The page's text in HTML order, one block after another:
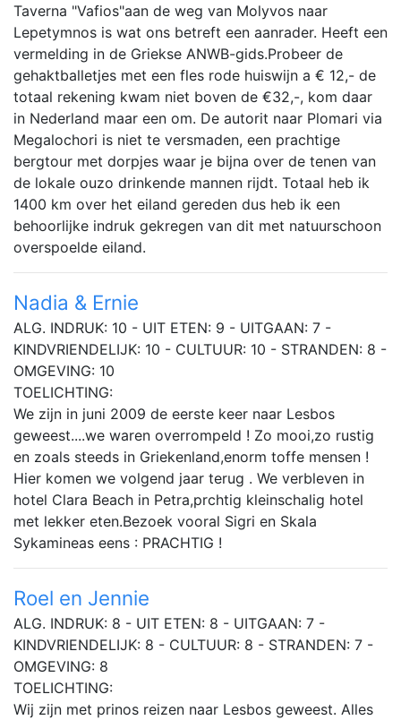
Taverna "Vafios"aan de weg van Molyvos naar
Lepetymnos is wat ons betreft een aanrader. Heeft een
vermelding in de Griekse ANWB-gids.Probeer de
gehaktballetjes met een fles rode huiswijn a € 12,- de
totaal rekening kwam niet boven de €32,-, kom daar
in Nederland maar een om. De autorit naar Plomari via
Megalochori is niet te versmaden, een prachtige
bergtour met dorpjes waar je bijna over de tenen van
de lokale ouzo drinkende mannen rijdt. Totaal heb ik
1400 km over het eiland gereden dus heb ik een
behoorlijke indruk gekregen van dit met natuurschoon
overspoelde eiland.
Nadia & Ernie
ALG. INDRUK: 10 - UIT ETEN: 9 - UITGAAN: 7 -
KINDVRIENDELIJK: 10 - CULTUUR: 10 - STRANDEN: 8 -
OMGEVING: 10
TOELICHTING:
We zijn in juni 2009 de eerste keer naar Lesbos
geweest....we waren overrompeld ! Zo mooi,zo rustig
en zoals steeds in Griekenland,enorm toffe mensen !
Hier komen we volgend jaar terug . We verbleven in
hotel Clara Beach in Petra,prchtig kleinschalig hotel
met lekker eten.Bezoek vooral Sigri en Skala
Sykamineas eens : PRACHTIG !
Roel en Jennie
ALG. INDRUK: 8 - UIT ETEN: 8 - UITGAAN: 7 -
KINDVRIENDELIJK: 8 - CULTUUR: 8 - STRANDEN: 7 -
OMGEVING: 8
TOELICHTING:
Wij zijn met prinos reizen naar Lesbos geweest. Alles